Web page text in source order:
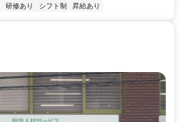
研修あり シフト制 昇給あり